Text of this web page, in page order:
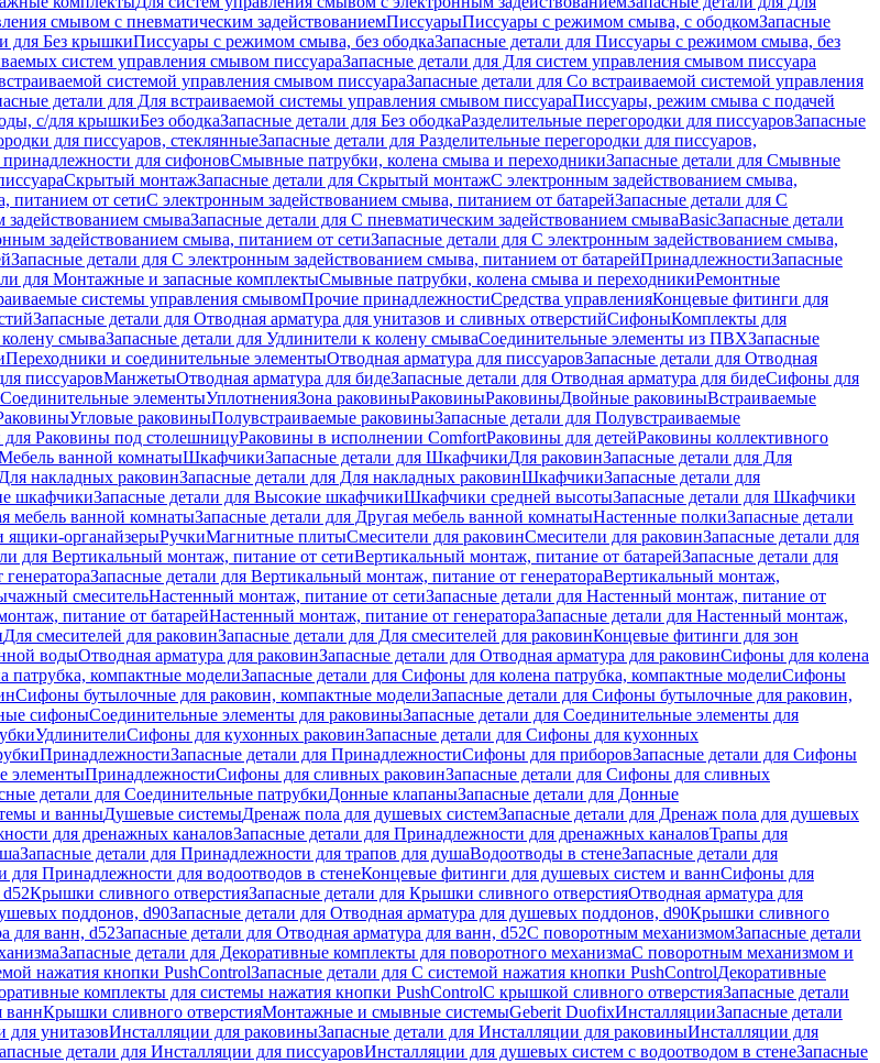
смывом с пневматическим задействованиемПиссуарыПиссуары с режимом смыва, с ободкомЗапасные
для Без крышкиПиссуары с режимом смыва, без ободкаЗапасные детали для Писсуары с режимом смыва, без
систем управления смывом писсуараЗапасные детали для Для систем управления смывом писсуара
системой управления смывом писсуараЗапасные детали для Со встраиваемой системой управления
детали для Для встраиваемой системы управления смывом писсуараПиссуары, режим смыва с подачей
с/для крышкиБез ободкаЗапасные детали для Без ободкаРазделительные перегородки для писсуаровЗапасные
для писсуаров, стеклянныеЗапасные детали для Разделительные перегородки для писсуаров,
для сифоновСмывные патрубки, колена смыва и переходникиЗапасные детали для Смывные
Скрытый монтажЗапасные детали для Скрытый монтажС электронным задействованием смыва,
питанием от сетиС электронным задействованием смыва, питанием от батарейЗапасные детали для С
смываЗапасные детали для С пневматическим задействованием смываBasicЗапасные детали
задействованием смыва, питанием от сетиЗапасные детали для С электронным задействованием смыва,
Запасные детали для С электронным задействованием смыва, питанием от батарейПринадлежностиЗапасные
для Монтажные и запасные комплектыСмывные патрубки, колена смыва и переходникиРемонтные
системы управления смывомПрочие принадлежностиСредства управленияКонцевые фитинги для
Запасные детали для Отводная арматура для унитазов и сливных отверстийСифоныКомплекты для
смываЗапасные детали для Удлинители к колену смываСоединительные элементы из ПВХЗапасные
Переходники и соединительные элементыОтводная арматура для писсуаровЗапасные детали для Отводная
писсуаровМанжетыОтводная арматура для бидеЗапасные детали для Отводная арматура для бидеСифоны для
Соединительные элементыУплотненияЗона раковиныРаковиныРаковиныДвойные раковиныВстраиваемые
Угловые раковиныПолувстраиваемые раковиныЗапасные детали для Полувстраиваемые
для Раковины под столешницуРаковины в исполнении ComfortPаковины для детейРаковины коллективного
ванной комнатыШкафчикиЗапасные детали для ШкафчикиДля раковинЗапасные детали для Для
Для накладных pаковинЗапасные детали для Для накладных pаковинШкафчикиЗапасные детали для
шкафчикиЗапасные детали для Высокие шкафчикиШкафчики средней высотыЗапасные детали для Шкафчики
мебель ванной комнатыЗапасные детали для Другая мебель ванной комнатыНастенные полкиЗапасные детали
органайзерыРучкиМагнитные плитыСмесители для раковинСмесители для раковинЗапасные детали для
для Вертикальный монтаж, питание от сетиВертикальный монтаж, питание от батарейЗапасные детали для
Запасные детали для Вертикальный монтаж, питание от генератораВертикальный монтаж,
смесительНастенный монтаж, питание от сетиЗапасные детали для Настенный монтаж, питание от
питание от батарейНастенный монтаж, питание от генератораЗапасные детали для Настенный монтаж,
Для смесителей для раковинЗапасные детали для Для смесителей для раковинКонцевые фитинги для зон
водыОтводная арматура для раковинЗапасные детали для Отводная арматура для раковинСифоны для колена
патрубка, компактные моделиЗапасные детали для Сифоны для колена патрубка, компактные моделиСифоны
Сифоны бутылочные для раковин, компактные моделиЗапасные детали для Сифоны бутылочные для раковин,
сифоныСоединительные элементы для раковиныЗапасные детали для Соединительные элементы для
УдлинителиСифоны для кухонных раковинЗапасные детали для Сифоны для кухонных
ПринадлежностиЗапасные детали для ПринадлежностиСифоны для приборовЗапасные детали для Сифоны
элементыПринадлежностиСифоны для сливных раковинЗапасные детали для Сифоны для сливных
детали для Соединительные патрубкиДонные клапаныЗапасные детали для Донные
и ванныДушевые системыДренаж пола для душевых системЗапасные детали для Дренаж пола для душевых
для дренажных каналовЗапасные детали для Принадлежности для дренажных каналовТрапы для
Запасные детали для Принадлежности для трапов для душаВодоотводы в стенеЗапасные детали для
для Принадлежности для водоотводов в стенеКонцевые фитинги для душевых систем и ваннСифоны для
Крышки сливного отверстияЗапасные детали для Крышки сливного отверстияОтводная арматура для
поддонов, d90Запасные детали для Отводная арматура для душевых поддонов, d90Крышки сливного
для ванн, d52Запасные детали для Отводная арматура для ванн, d52С поворотным механизмомЗапасные детали
Запасные детали для Декоративные комплекты для поворотного механизмаС поворотным механизмом и
нажатия кнопки PushControlЗапасные детали для С системой нажатия кнопки PushControlДекоративные
комплекты для системы нажатия кнопки PushControlС крышкой сливного отверстияЗапасные детали
ваннКрышки сливного отверстияМонтажные и смывные системыGeberit DuofixИнсталляцииЗапасные детали
для унитазовИнсталляции для раковиныЗапасные детали для Инсталляции для раковиныИнсталляции для
детали для Инсталляции для писсуаровИнсталляции для душевых систем с водоотводом в стенеЗапасные